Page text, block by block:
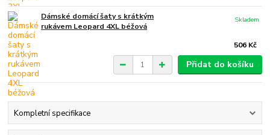
Dámské domácí šaty s krátkým
rukávem Leopard 4XL béžová
506 Kč
Skladem
Přidat do košíku
Kompletní specifikace